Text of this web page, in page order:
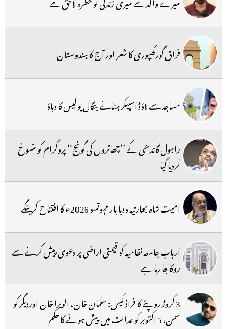
فراق گورکھپوری کا شعر اور آج کا ہندوستان
مساجد سے لاؤڈ اسپیکر ہٹانے بنگال پولیس کا دباؤ
راہول گاندھی کے ’’چھاتروں کی گونج‘‘ پروگرام کو منسوخ
کردیا گیا
امیت شاہ بھارتیہ ودیا پار مہوتسو 2026ء کا افتتاح کرینگے
ارباب جامعہ نظامیہ کو قیمتی اراضی پر دعوی پیش کرنے سے
روکا جا رہا ہے
3 کروڑ روپئے کا فراڈ کیس: سلمان خان، الویرا خان اوردیگر کو
سمن، 5 اکتوبر کو عدالت میں پیش ہونے کا حکم